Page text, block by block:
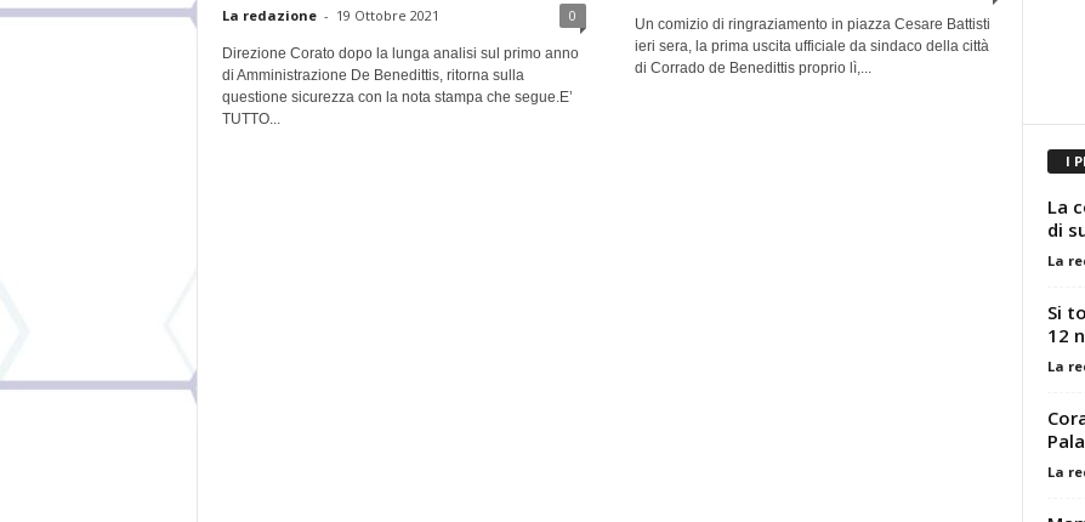
La redazione - 19 Ottobre 2021 0
Direzione Corato dopo la lunga analisi sul primo anno
di Amministrazione De Benedittis, ritorna sulla
questione sicurezza con la nota stampa che segue.E’
TUTTO...
Un comizio di ringraziamento in piazza Cesare Battisti
ieri sera, la prima uscita ufficiale da sindaco della città
di Corrado de Benedittis proprio lì,...
I
La
di
La
Si
12
La
La